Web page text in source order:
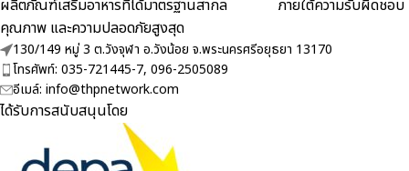
ผลิตภัณฑ์เสริมอาหารที่ได้มาตรฐานสากล ภายใต้ความรับผิดชอบ
คุณภาพ และความปลอดภัยสูงสุด
130/149 หมู่ 3 ต.วังจุฬา อ.วังน้อย จ.พระนครศรีอยุธยา 13170
โทรศัพท์: 035-721445-7, 096-2505089
อีเมล์: info@thpnetwork.com
ได้รับการสนับสนุนโดย